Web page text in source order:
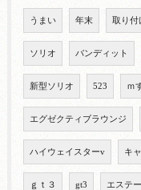
うまい 年末 取り付
ソリオ バンディット
新型ソリオ 523 ｍ
エグゼクティブラウンジ
ハイウェイスターv キ
ｇｔ３ gt3 エステ